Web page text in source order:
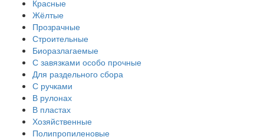
Красные
Жёлтые
Прозрачные
Строительные
Биоразлагаемые
С завязками особо прочные
Для раздельного сбора
С ручками
В рулонах
В пластах
Хозяйственные
Полипропиленовые